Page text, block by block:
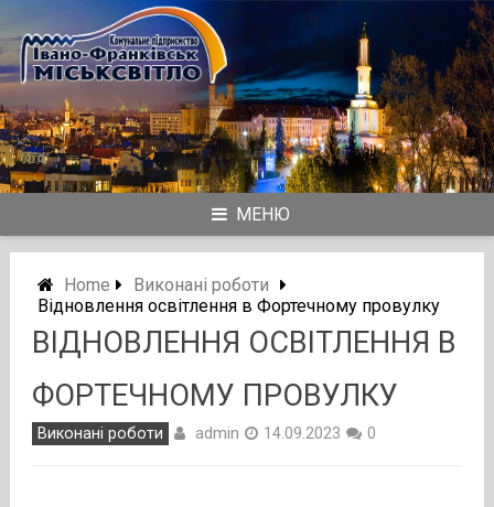
to
content
МЕНЮ
Home
Виконані роботи
Відновлення освітлення в Фортечному провулку
ВІДНОВЛЕННЯ ОСВІТЛЕННЯ В
ФОРТЕЧНОМУ ПРОВУЛКУ
Виконані роботи admin 14.09.2023 0